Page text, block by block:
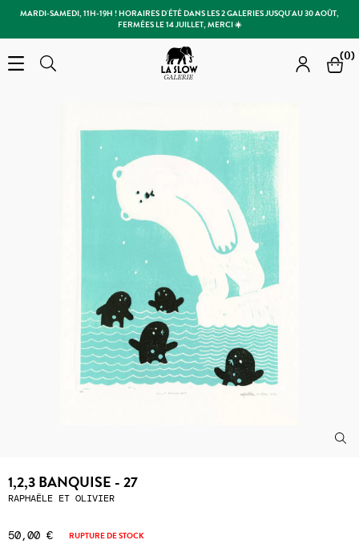
MARDI-SAMEDI, 11H-19H ! HORAIRES D'ÉTÉ DANS LES 2 GALERIES JUSQU'AU 30 AOÛT,
FERMÉES LE 14 JUILLET, MERCI ☀️
Open the menu
Rechercher Slow Galerie (0)
1,2,3 BANQUISE - 27
RAPHAËLE ET OLIVIER
50,00 € RUPTURE DE STOCK